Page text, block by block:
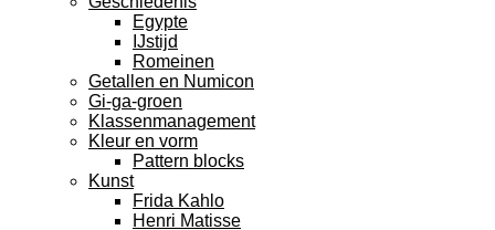
Egypte
IJstijd
Romeinen
Getallen en Numicon
Gi-ga-groen
Klassenmanagement
Kleur en vorm
Pattern blocks
Kunst
Frida Kahlo
Henri Matisse